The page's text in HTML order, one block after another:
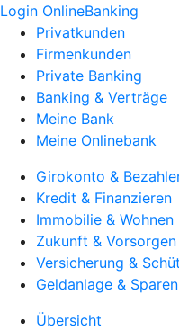
Login OnlineBanking
Privatkunden
Firmenkunden
Private Banking
Banking & Verträge
Meine Bank
Meine Onlinebank
Girokonto &
Kredit & Finanzieren
Immobilie & Wohnen
Zukunft & Vorsorgen
Versicherung &
Geldanlage & Sparen
Übersicht